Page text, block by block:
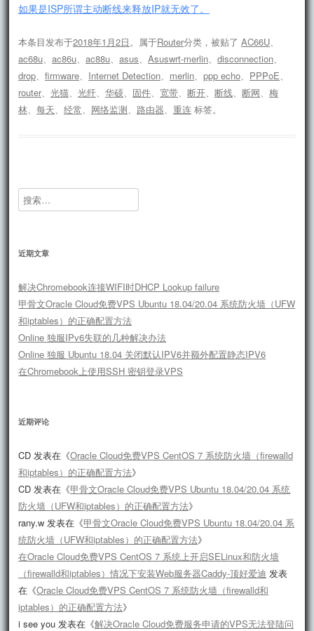
如果是ISP所谓主动断线来释放IP就无效了。
本条目发布于2018年1月2日 。属于Router分类，被贴了AC66U
ac68u 、ac86u 、ac88u 、asus 、Asuswrt-merlin 、disconnection
drop 、firmware Internet Detection merlin 、ppp echo PPPoE
router 、光猫 、光纤 、华硕 固件 宽带 、断开 、断线 、断网 、梅
林 、每天 、经常 网络监测 路由器 、重连 标签。
搜
索：
近期文章
解决Chromebook连接WIFI时DHCP Lookup failure
甲骨文Oracle Cloud免费VPS Ubuntu 18.04/20.04 系统防火墙（UFW
和iptables）的正确配置方法
Online 独服IPv6失联的几种解决办法
Online 独服 Ubuntu 18.04 关闭默认IPV6并额外配置静态IPV6
在Chromebook上使用SSH 密钥登录VPS
近期评论
CD 发表在《Oracle Cloud免费VPS CentOS 7 系统防火墙（firewalld
和iptables）的正确配置方法》
CD 发表在《甲骨文Oracle Cloud免费VPS Ubuntu 18.04/20.04 系统
防火墙（UFW和iptables）的正确配置方法》
rany.w 发表在《甲骨文Oracle Cloud免费VPS Ubuntu 18.04/20.04 系
统防火墙（UFW和iptables）的正确配置方法》
在Oracle Cloud免费VPS CentOS 7 系统上开启SELinux和防火墙
（firewalld和iptables）情况下安装Web服务器Caddy-顶好爱迪 发表
在《Oracle Cloud免费VPS CentOS 7 系统防火墙（firewalld和
iptables）的正确配置方法》
i see you 发表在《解决Oracle Cloud免费服务申请的VPS无法登陆问